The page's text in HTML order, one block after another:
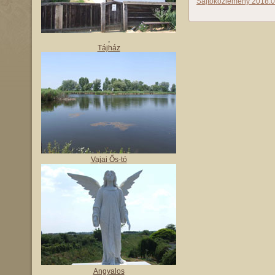
,
Tájház
Vajai Ős-tó
Angyalos